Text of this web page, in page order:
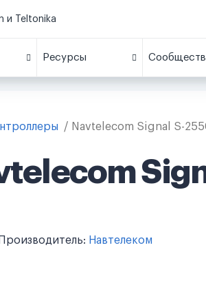
и Teltonika
Ресурсы
Navtelecom Signal S-
Навтелеком